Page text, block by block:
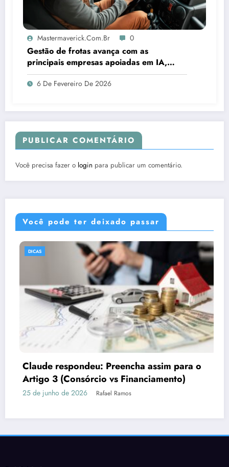
Mastermaverick.com.br 0
Gestão de frotas avança com as
principais empresas apoiadas em IA,
aponta estudo
6 De Fevereiro De 2026
PUBLICAR COMENTÁRIO
Você precisa fazer o login para publicar um comentário.
Você pode ter deixado passar
Por que o marketing precisa de imagens
fortes